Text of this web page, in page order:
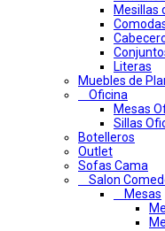
Mesillas
Literas
Muebles de
Oficina
Mesas
Sillas
Botelleros
Outlet
Sofas Cama
Salon
Mesas